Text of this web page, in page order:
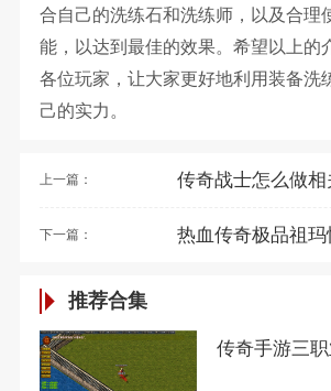
合自己的洗练石和洗练师，以及合理
能，以达到最佳的效果。希望以上的
各位玩家，让大家更好地利用装备洗
己的实力。
上一篇：
下一篇：
推荐合集
传奇手游三